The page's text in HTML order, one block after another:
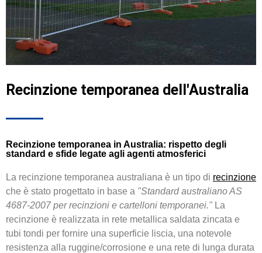
Recinzione temporanea dell'Australia
Recinzione temporanea in Australia: rispetto degli
standard e sfide legate agli agenti atmosferici
La recinzione temporanea australiana è un tipo di recinzione
che è stato progettato in base a "Standard australiano AS
4687-2007 per recinzioni e cartelloni temporanei." La
recinzione è realizzata in rete metallica saldata zincata e
tubi tondi per fornire una superficie liscia, una notevole
resistenza alla ruggine/corrosione e una rete di lunga durata